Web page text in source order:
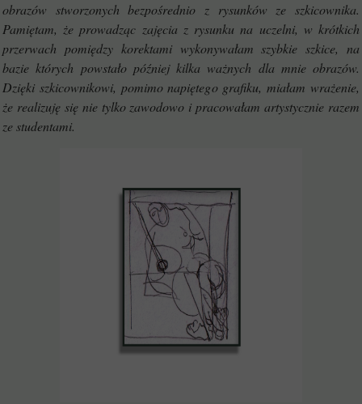
obrazów stworzonych bezpośrednio z rysunków ze szkicownika.
Pamiętam, że prowadząc zajęcia z rysunku na uczelni, w krótkich
przerwach pomiędzy korektami wykonywałam szybkie szkice, na
bazie których powstało później kilka ważnych dla mnie obrazów.
Dzięki szkicownikowi, pomimo napiętego grafiku, miałam wrażenie,
że realizuję się nie tylko zawodowo i pracowałam artystycznie razem
ze studentami.